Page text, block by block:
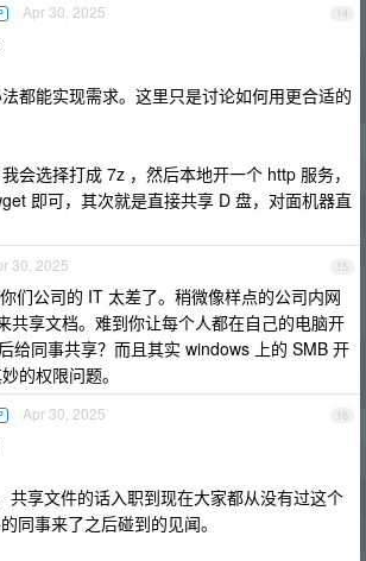
14
Apr 30, 2025
都能实现需求。这里只是讨论如何用更合适的
会选择打成 7z ，然后本地开一个 http 服务，
即可，其次就是直接共享 D 盘，对面机器直
15
30, 2025
们公司的 IT 太差了。稍微像样点的公司内网
共享文档。难到你让每个人都在自己的电脑开
给同事共享？而且其实 windows 上的 SMB 开
的权限问题。
16
Apr 30, 2025
共享文件的话入职到现在大家都从没有过这个
同事来了之后碰到的见闻。